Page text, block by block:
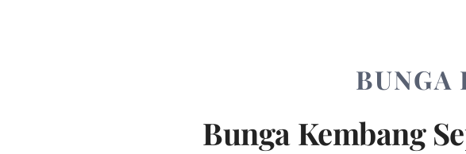
BUNGA
Bunga Kembang